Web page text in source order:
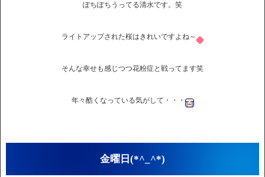
ぽちぽちうってる清水です。笑
ライトアップされた桜はきれいですよね～
そんな幸せも感じつつ花粉症と戦ってます笑
年々酷くなっている気がして・・・
金曜日(*^_^*)